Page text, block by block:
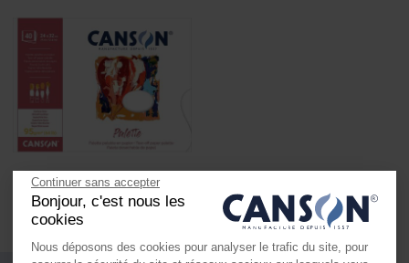
Blocs
Continuer sans accepter
Bonjour, c'est nous les
cookies
Nous déposons des cookies pour analyser le trafic du site, pour